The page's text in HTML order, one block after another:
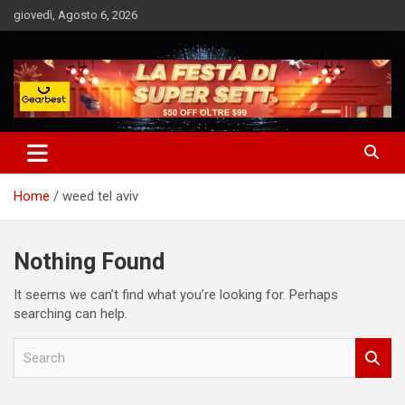
Skip
to
giovedì, Agosto 6, 2026
Market News
Notizie Bomba dall'Italia e dal Mondo
Home weed tel aviv
Nothing Found
It seems we can’t find what you’re looking for. Perhaps
searching can help.